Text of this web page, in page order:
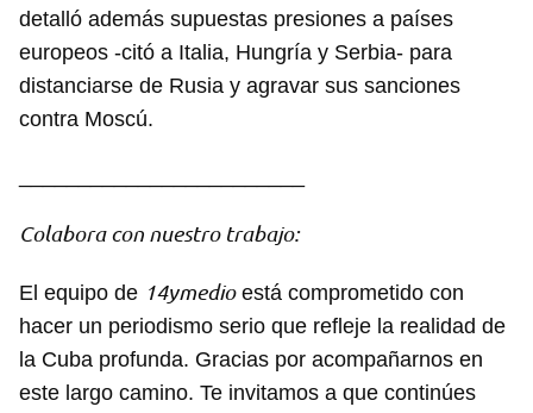
detalló además supuestas presiones a países
europeos -citó a Italia, Hungría y Serbia- para
distanciarse de Rusia y agravar sus sanciones
contra Moscú.
Colabora con nuestro trabajo:
El equipo de 14ymedioestá comprometido con
hacer un periodismo serio que refleje la realidad de
la Cuba profunda. Gracias por acompañarnos en
este largo camino. Te invitamos a que continúes